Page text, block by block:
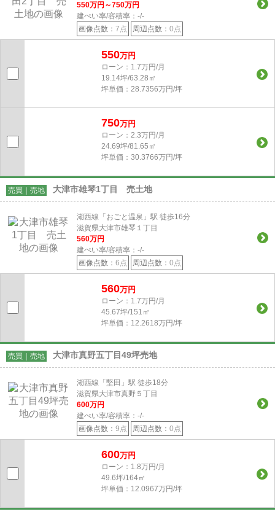
550万円～750万円
建ぺい率/容積率： -/-
画像点数： 7点 周辺点数： 0点
550万円
ローン：1.7万円/月
19.14坪/63.28㎡
坪単価：28.7356万円/坪
750万円
ローン：2.3万円/月
24.69坪/81.65㎡
坪単価：30.3766万円/坪
売買｜売地 大津市雄琴1丁目 売土地
湖西線「おごと温泉」駅 徒歩16分
滋賀県大津市雄琴１丁目
560万円
建ぺい率/容積率： -/-
画像点数： 6点 周辺点数： 0点
560万円
ローン：1.7万円/月
45.67坪/151㎡
坪単価：12.2618万円/坪
売買｜売地 大津市真野五丁目49坪売地
湖西線「堅田」駅 徒歩18分
滋賀県大津市真野５丁目
600万円
建ぺい率/容積率： -/-
画像点数： 9点 周辺点数： 0点
600万円
ローン：1.8万円/月
49.6坪/164㎡
坪単価：12.0967万円/坪